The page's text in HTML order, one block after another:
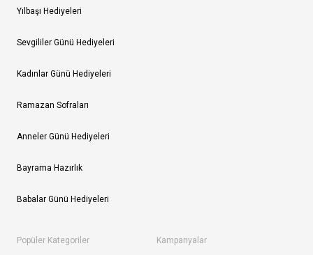
Yılbaşı Hediyeleri
Sevgililer Günü Hediyeleri
Kadınlar Günü Hediyeleri
Ramazan Sofraları
Anneler Günü Hediyeleri
Bayrama Hazırlık
Babalar Günü Hediyeleri
Popüler Kategoriler Kampanyalar